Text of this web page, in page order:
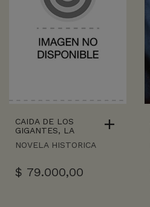
CAIDA DE LOS
GIGANTES, LA
NOVELA HISTORICA
$ 79.000,00